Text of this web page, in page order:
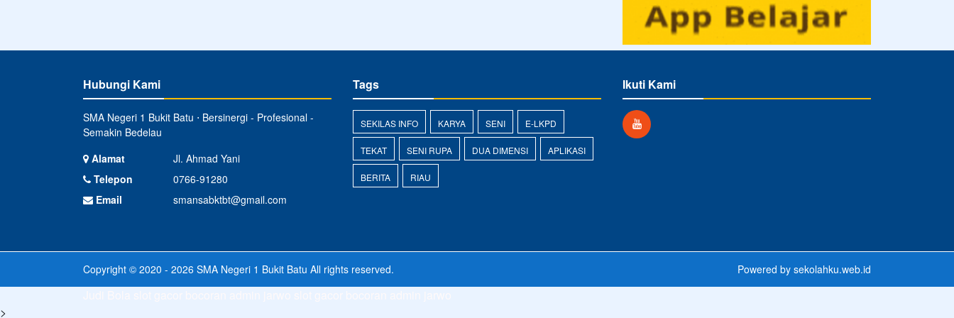
Hubungi Kami
SMA Negeri 1 Bukit Batu ⋅ Bersinergi - Profesional -
Semakin Bedelau
Alamat
Jl. Ahmad Yani
Telepon
0766-91280
Email
smansabktbt@gmail.com
Tags
SEKILAS INFO KARYA SENI E-LKPD
TEKAT SENI RUPA DUA DIMENSI APLIKASI
BERITA RIAU
Ikuti Kami
Copyright © 2020 - 2026 SMA Negeri 1 Bukit Batu All rights reserved. Powered by sekolahku.web.id
>